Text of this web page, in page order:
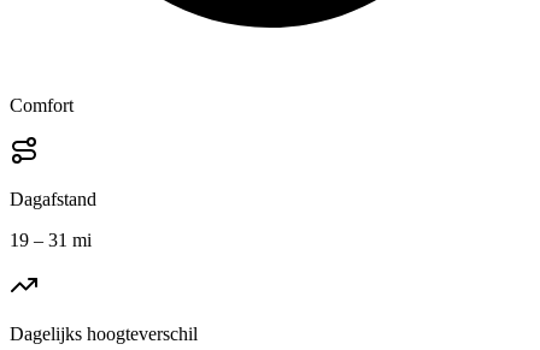
Comfort
Dagafstand
19 – 31 mi
Dagelijks hoogteverschil